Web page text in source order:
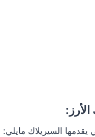
يقدمها السيريلاك مايلي: